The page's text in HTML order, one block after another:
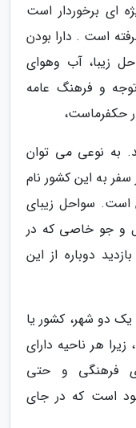
ای برخوردار است
است . دارا بودن
زیبا، آب وهوای
و فرهنگ عامه
حکفرماست،
به نوعی می توان
سفر به این کشور نام
است. سواحل زیبای
و جو خاصی که در
دوباره از این
دو شهر، کشور یا
هر ناحیه دارای
فرهنگی و حتی
است که در جای